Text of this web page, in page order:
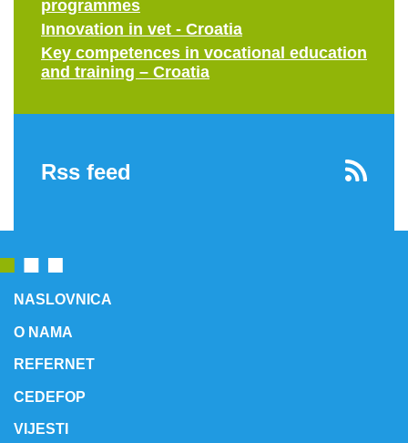
programmes
Innovation in vet - Croatia
Key competences in vocational education
and training – Croatia
Rss feed
NASLOVNICA
O NAMA
REFERNET
CEDEFOP
VIJESTI